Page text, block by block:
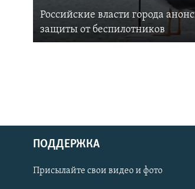
Українською
Российские власти города
защиты от беспилотников
ПОДДЕРЖКА
Присылайте свои видео и фото